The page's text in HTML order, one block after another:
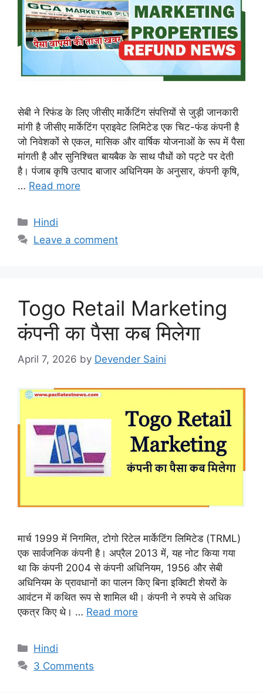
सेबी ने रिफंड के लिए जीसीए मार्केटिंग संपत्तियों से जुड़ी जानकारी
मांगी है जीसीए मार्केटिंग प्राइवेट लिमिटेड एक चिट-फंड कंपनी है
जो निवेशकों से एकल, मासिक और वार्षिक योजनाओं के रूप में पैसा
मांगती है और सुनिश्चित बायबैक के साथ पौधों को पट्टे पर देती
है। पंजाब कृषि उत्पाद बाजार अधिनियम के अनुसार, कंपनी कृषि,
… Read more
Categories
Hindi
Leave a comment
Togo Retail Marketing
कंपनी का पैसा कब मिलेगा
April 7, 2026 by Devender Saini
मार्च 1999 में निगमित, टोगो रिटेल मार्केटिंग लिमिटेड (TRML)
एक सार्वजनिक कंपनी है। अप्रैल 2013 में, यह नोट किया गया
था कि कंपनी 2004 से कंपनी अधिनियम, 1956 और सेबी
अधिनियम के प्रावधानों का पालन किए बिना इक्विटी शेयरों के
आवंटन में कथित रूप से शामिल थी। कंपनी ने रुपये से अधिक
एकत्र किए थे। … Read more
Categories
Hindi
3 Comments